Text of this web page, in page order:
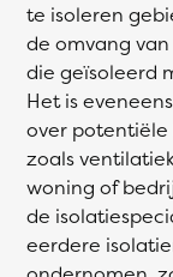
te isoleren
de omvang
die geïsoleerd
Het is
over potentiële
zoals
woning of
de
eerdere